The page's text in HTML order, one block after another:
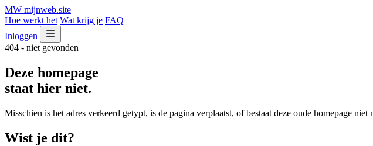
MW mijnweb.site
Hoe werkt het Wat krijg je FAQ
Inloggen
404 - niet gevonden
Deze homepage
staat hier niet.
Misschien is het adres verkeerd getypt, is de pagina verplaatst, of bestaat deze oude homepage niet
Wist je dit?